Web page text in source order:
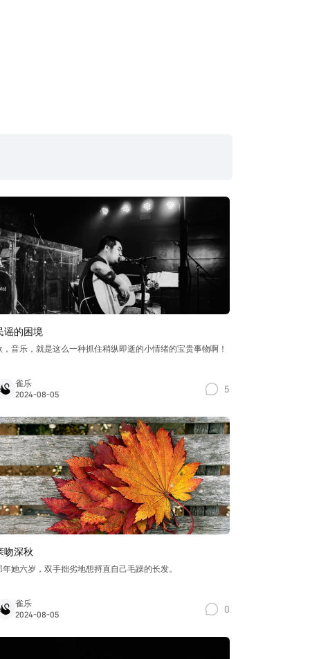
谣的困境
，音乐，就是这么一种抓住稍纵即逝的小情绪的宝贵事物啊！
雀乐
2024-08-05
5
吻深秋
年她六岁，双手拙劣地想捋直自己毛躁的长发。
雀乐
2024-08-05
0